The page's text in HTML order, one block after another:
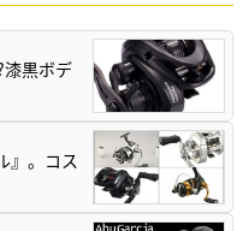
黒ボデ
』。コス